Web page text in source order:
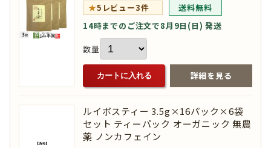
★5 レビュー3件
送料無料
14時までのご注文で8月9日(日) 発送
数量
カートに入れる 詳細を見る
ルイボスティー 3.5g×16パック×6袋
セット ティーパック オーガニック 無農
薬 ノンカフェイン